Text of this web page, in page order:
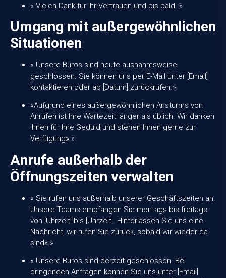
« Vielen Dank für Ihr Vertrauen und bis bald. »
Umgang mit außergewöhnlichen
Situationen
« Unsere Büros sind heute ausnahmsweise
geschlossen. Sie können uns per E-Mail unter [Email]
kontaktieren oder ab [Datum] zurückrufen.»
«Aufgrund eines außergewöhnlichen Ansturms von
Anrufen ist Ihre Wartezeit länger als üblich. Wir danken
Ihnen für Ihre Geduld und stehen Ihnen gerne zur
Verfügung».»
Anrufe außerhalb der
Öffnungszeiten verwalten
« Sie rufen uns außerhalb unserer Geschäftszeiten an.
Unsere Teams empfangen Sie montags bis freitags
von [Uhrzeit] bis [Uhrzeit]. Hinterlassen Sie uns eine
Nachricht, wir rufen Sie zurück, sobald wir wieder da
sind».»
« Unsere Büros sind derzeit geschlossen. Bei
dringenden Anfragen können Sie uns unter [Email]